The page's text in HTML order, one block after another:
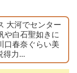
大河でセンター
や白石聖如きに
口春奈ぐらい美
得力...